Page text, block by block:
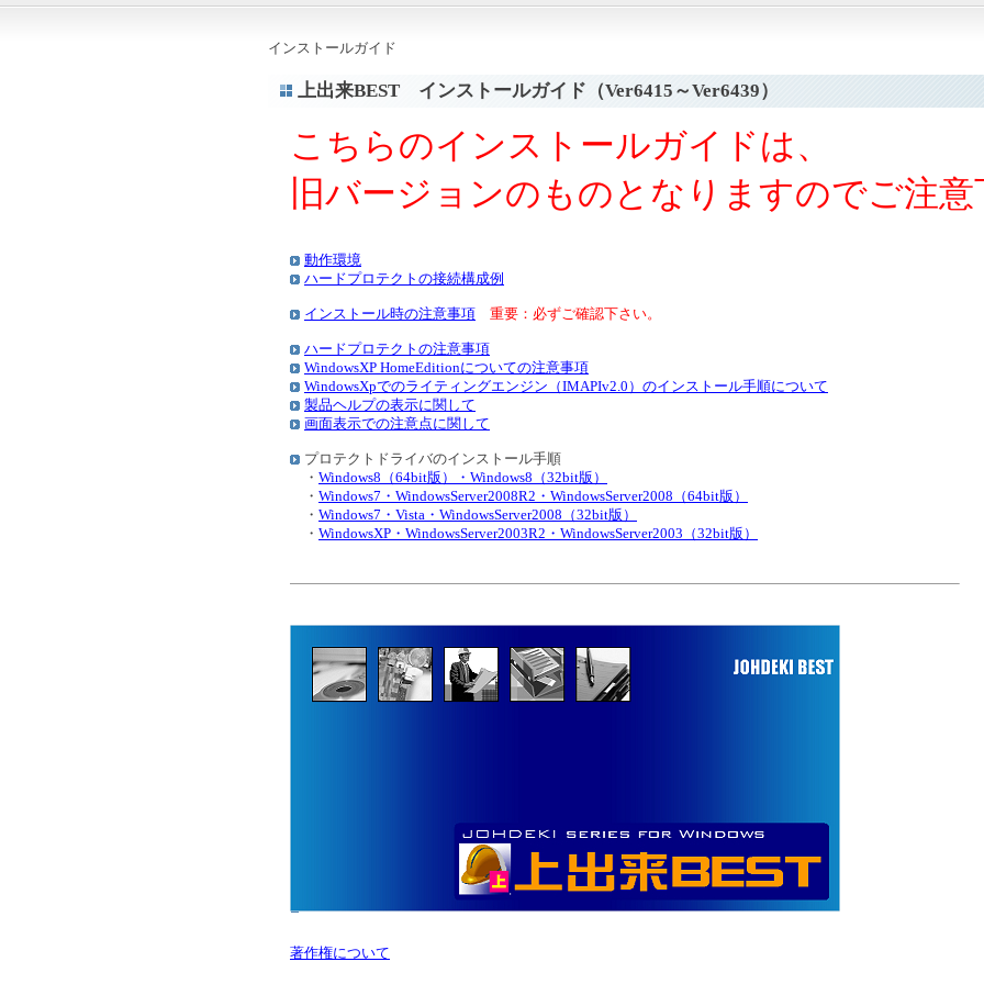
インストールガイド
上出来BEST インストールガイド（Ver6415～Ver6439）
こちらのインストールガイドは、
旧バージョンのものとなりますのでご注
動作環境
ハードプロテクトの接続構成例
インストール時の注意事項 重要：必ずご確認下さい。
ハードプロテクトの注意事項
WindowsXP HomeEditionについての注意事項
WindowsXpでのライティングエンジン（IMAPIv2.0）のインストール手順について
製品ヘルプの表示に関して
画面表示での注意点に関して
プロテクトドライバのインストール手順
・ Windows8（64bit版）・Windows8（32bit版）
・ Windows7・WindowsServer2008R2・WindowsServer2008（64bit版）
・ Windows7・Vista・WindowsServer2008（32bit版）
・ WindowsXP・WindowsServer2003R2・WindowsServer2003（32bit版）
著作権について